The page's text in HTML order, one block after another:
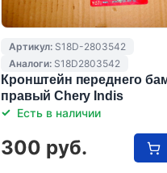
Артикул: S18D-2803542
Аналоги: S18D2803542
Кронштейн переднего
правый Chery Indis
Есть в наличии
300 руб.